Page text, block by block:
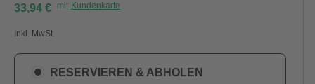
33,94 € mit Kundenkarte
Inkl. MwSt.
RESERVIEREN & ABHOLEN